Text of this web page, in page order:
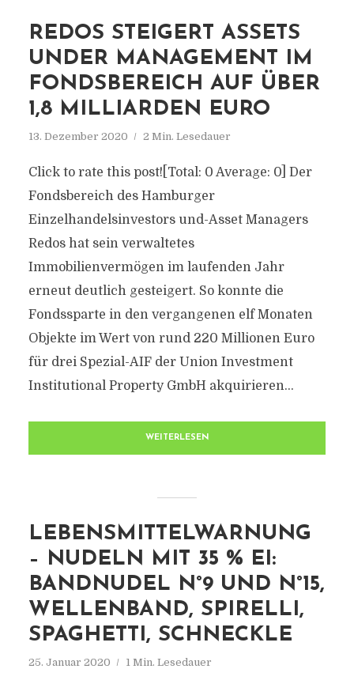
REDOS STEIGERT ASSETS
UNDER MANAGEMENT IM
FONDSBEREICH AUF ÜBER
1,8 MILLIARDEN EURO
13. Dezember 2020 2 Min. Lesedauer
Click to rate this post![Total: 0 Average: 0] Der
Fondsbereich des Hamburger
Einzelhandelsinvestors und-Asset Managers
Redos hat sein verwaltetes
Immobilienvermögen im laufenden Jahr
erneut deutlich gesteigert. So konnte die
Fondssparte in den vergangenen elf Monaten
Objekte im Wert von rund 220 Millionen Euro
für drei Spezial-AIF der Union Investment
Institutional Property GmbH akquirieren...
WEITERLESEN
LEBENSMITTELWARNUNG
– NUDELN MIT 35 % EI:
BANDNUDEL N°9 UND N°15,
WELLENBAND, SPIRELLI,
SPAGHETTI, SCHNECKLE
25. Januar 2020 1 Min. Lesedauer